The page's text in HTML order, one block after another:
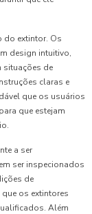
do extintor. Os
design intuitivo,
situações de
claras e
que os usuários
que estejam
a ser
ser inspecionados
de
os extintores
Além